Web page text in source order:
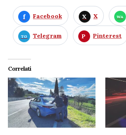
Facebook X
Telegram Pinterest
Correlati